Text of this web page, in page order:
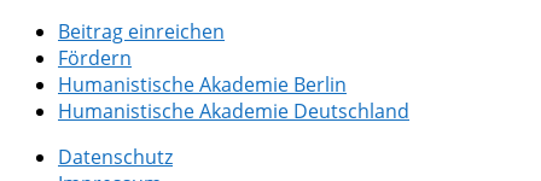
Beitrag einreichen
Fördern
Humanistische Akademie Berlin
Humanistische Akademie Deutschland
Datenschutz